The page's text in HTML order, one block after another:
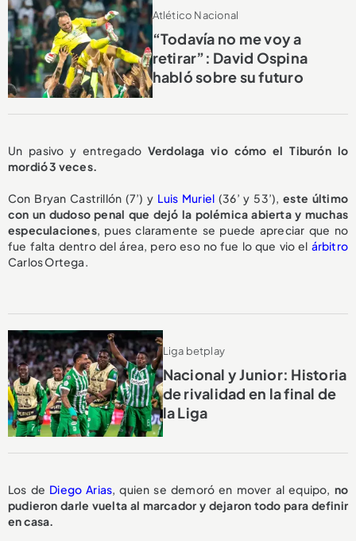
Atlético Nacional
“Todavía no me voy a
retirar”: David Ospina
habló sobre su futuro
Un pasivo y entregado Verdolaga vio cómo el Tiburón lo
mordió 3 veces.
Con Bryan Castrillón (7’) y Luis Muriel (36’ y 53’),este último
con un dudoso penal que dejó la polémica abierta y muchas
especulaciones, pues claramente se puede apreciar que no
fue falta dentro del área, pero eso no fue lo que vio el árbitro
Carlos Ortega.
Liga betplay
Nacional y Junior: Historia
de rivalidad en la final de
la Liga
Los de Diego Arias, quien se demoró en mover al equipo, no
pudieron darle vuelta al marcador y dejaron todo para definir
en casa.